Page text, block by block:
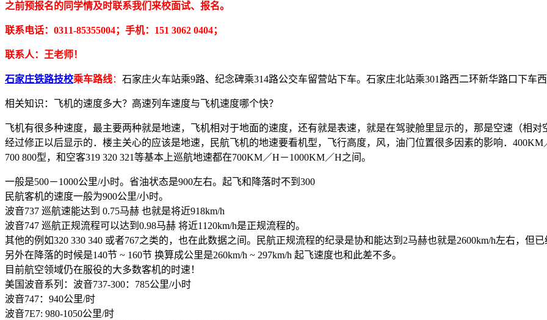
之前预报名的同学情及时联系我们来校面试、报名。
联系电话：0311-85355004；手机：151 3062 0404；
联系人：王老师！
石家庄铁路技校乘车路线： 石家庄火车站乘9路、纪念碑乘314路公交车留营站下车。石家庄北站乘301路西二环新华路口下车西
相关知识：飞机的速度多大？高速列车速度与飞机速度哪个快？
飞机有很多种速度，最主要两种就是地速，飞机相对于地面的速度，还有就是表速，就是在驾驶舱里显示的，那是空速（相
经过修正以后显示的．楼主关心的应该是地速，民航飞机的地速要看机型，飞行高度，风，油门位置很多因素的影响．
700 800型，和空客319 320 321等基本上巡航地速都在700KM／H－1000KM／H之间。
一般是500－1000公里/小时。省油状态是900左右。起飞和降落时不到300
民航客机的速度一般为900公里/小时。
波音737 巡航速能达到 0.75马赫 也就是将近918km/h
波音747 巡航正规流程可以达到0.98马赫 将近1120km/h是正规流程的。
其他的例如320 330 340 或者767之类的，也在此数据之间。民航正规流程的纪录是协和能达到2马赫也就是2600km/h左右，但已
另外在降落的时候是140节 ~ 160节 换算成公里是260km/h ~ 297km/h 起飞速度也和此差不多。
目前航空领域仍在服役的大多数客机的时速！
美国波音系列：波音737-300：785公里/小时
波音747：940公里/时
波音7E7: 980-1050公里/时